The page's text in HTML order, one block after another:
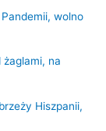
wolno
na
Hiszpanii,